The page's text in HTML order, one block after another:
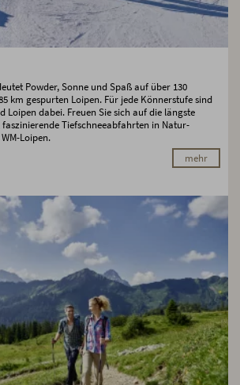
Powder, Sonne und Spaß auf über 130
km gespurten Loipen. Für jede Könnerstufe sind
Loipen dabei. Freuen Sie sich auf die längste
Tiefschneeabfahrten in Natur-
Loipen.
mehr